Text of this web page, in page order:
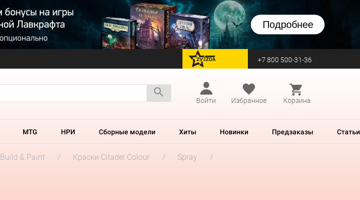
Подробнее
перейти на Zvezda +7 800 500-31-36
Войти
Избранное Корзина
MTG НРИ Сборные модели Хиты Новинки Предзаказы Статьи
Build & Paint Краски Citadel Colour
Spray